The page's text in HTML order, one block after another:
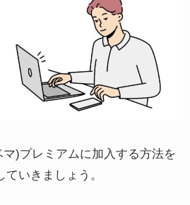
)プレミアムに加入する方法を
いきましょう。